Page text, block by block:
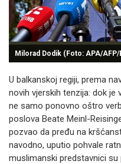
Milorad Dodik (Foto: APA/AFP/
U balkanskoj regiji, prema
novih vjerskih tenzija: dok je
ne samo ponovno oštro
poslova Beate Meinl-
pozvao da pređu na
navodno, uputio pohvale
muslimanski predstavnici